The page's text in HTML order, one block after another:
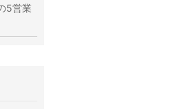
5営業